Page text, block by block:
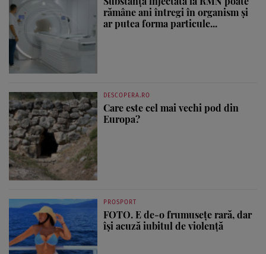
rămâne ani întregi în organism și
ar putea forma particule...
DESCOPERA.RO
Care este cel mai vechi pod din
Europa?
PROSPORT
FOTO. E de-o frumusețe rară, dar
își acuză iubitul de violență